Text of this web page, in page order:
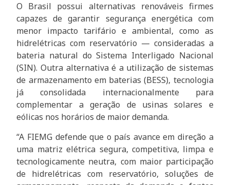
O Brasil possui alternativas renováveis firmes
capazes de garantir segurança energética com
menor impacto tarifário e ambiental, como as
hidrelétricas com reservatório — consideradas a
bateria natural do Sistema Interligado Nacional
(SIN). Outra alternativa é a utilização de sistemas
de armazenamento em baterias (BESS), tecnologia
já consolidada internacionalmente para
complementar a geração de usinas solares e
eólicas nos horários de maior demanda.
“A FIEMG defende que o país avance em direção a
uma matriz elétrica segura, competitiva, limpa e
tecnologicamente neutra, com maior participação
de hidrelétricas com reservatório, soluções de